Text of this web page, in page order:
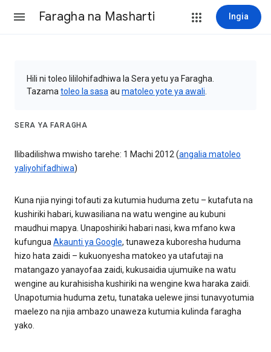
Faragha na Masharti Ingia
Hili ni toleo lililohifadhiwa la Sera yetu ya Faragha.
Tazama toleo la sasa au matoleo yote ya awali
SERA YA FARAGHA
Ilibadilishwa mwisho tarehe: 1 Machi 2012 (angalia matoleo
yaliyohifadhiwa)
Kuna njia nyingi tofauti za kutumia huduma zetu – kutafuta na
kushiriki habari, kuwasiliana na watu wengine au kubuni
maudhui mapya. Unaposhiriki habari nasi, kwa mfano kwa
kufunguaAkaunti ya Google, tunaweza kuboresha huduma
hizo hata zaidi – kukuonyesha matokeo ya utafutaji na
matangazo yanayofaa zaidi, kukusaidia ujumuike na watu
wengine au kurahisisha kushiriki na wengine kwa haraka zaidi.
Unapotumia huduma zetu, tunataka uelewe jinsi tunavyotumia
maelezo na njia ambazo unaweza kutumia kulinda faragha
yako.